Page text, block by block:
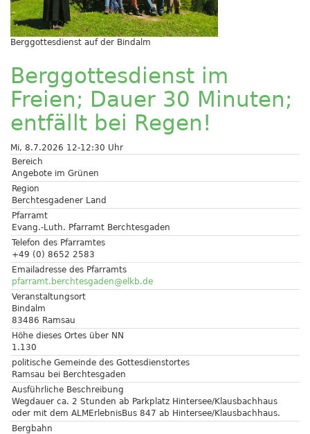
Berggottesdienst auf der Bindalm
Berggottesdienst im
Freien; Dauer 30 Minuten;
entfällt bei Regen!
Mi, 8.7.2026 12-12:30 Uhr
Bereich
Angebote im Grünen
Region
Berchtesgadener Land
Pfarramt
Evang.-Luth. Pfarramt Berchtesgaden
Telefon des Pfarramtes
+49 (0) 8652 2583
Emailadresse des Pfarramts
pfarramt.berchtesgaden@elkb.de
Veranstaltungsort
Bindalm
83486 Ramsau
Höhe dieses Ortes über NN
1.130
politische Gemeinde des Gottesdienstortes
Ramsau bei Berchtesgaden
Ausführliche Beschreibung
Wegdauer ca. 2 Stunden ab Parkplatz Hintersee/Klausbachhaus
oder mit dem ALMErlebnisBus 847 ab Hintersee/Klausbachhaus.
Bergbahn